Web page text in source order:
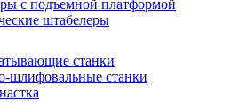
с подъемной платформой
штабелеры
станки
шлифовальные станки